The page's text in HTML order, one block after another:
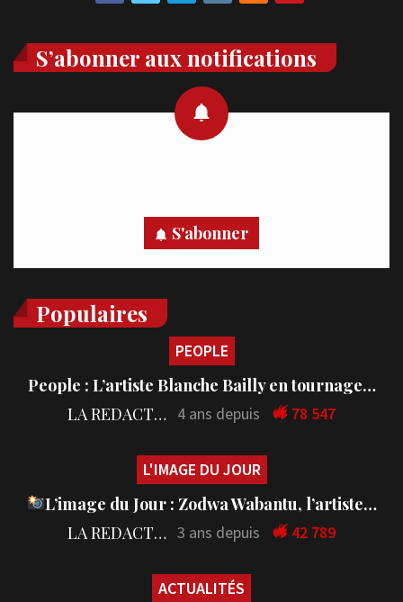
S’abonner aux notifications
S'abonner
Populaires
PEOPLE
People : L’artiste Blanche Bailly en tournage…
LA REDACTION 4 ans depuis 78 547
L'IMAGE DU JOUR
L’image du Jour : Zodwa Wabantu, l’artiste…
LA REDACTION 3 ans depuis 42 789
ACTUALITÉS